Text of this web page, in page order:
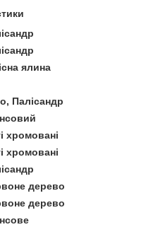
ялина
Палісандр
хромовані
хромовані
дерево
дерево